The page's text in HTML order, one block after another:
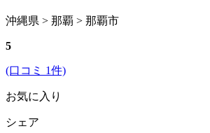
沖縄県 > 那覇 > 那覇市
5
(口コミ 1件)
お気に入り
シェア